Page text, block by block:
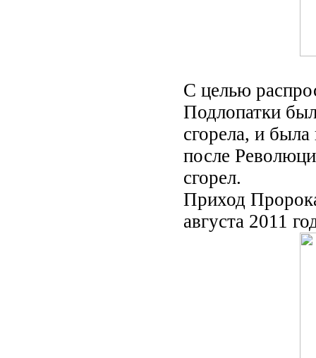
С целью
Подлопатки
сгорела, и
после
сгорел.
Приход
августа 2011